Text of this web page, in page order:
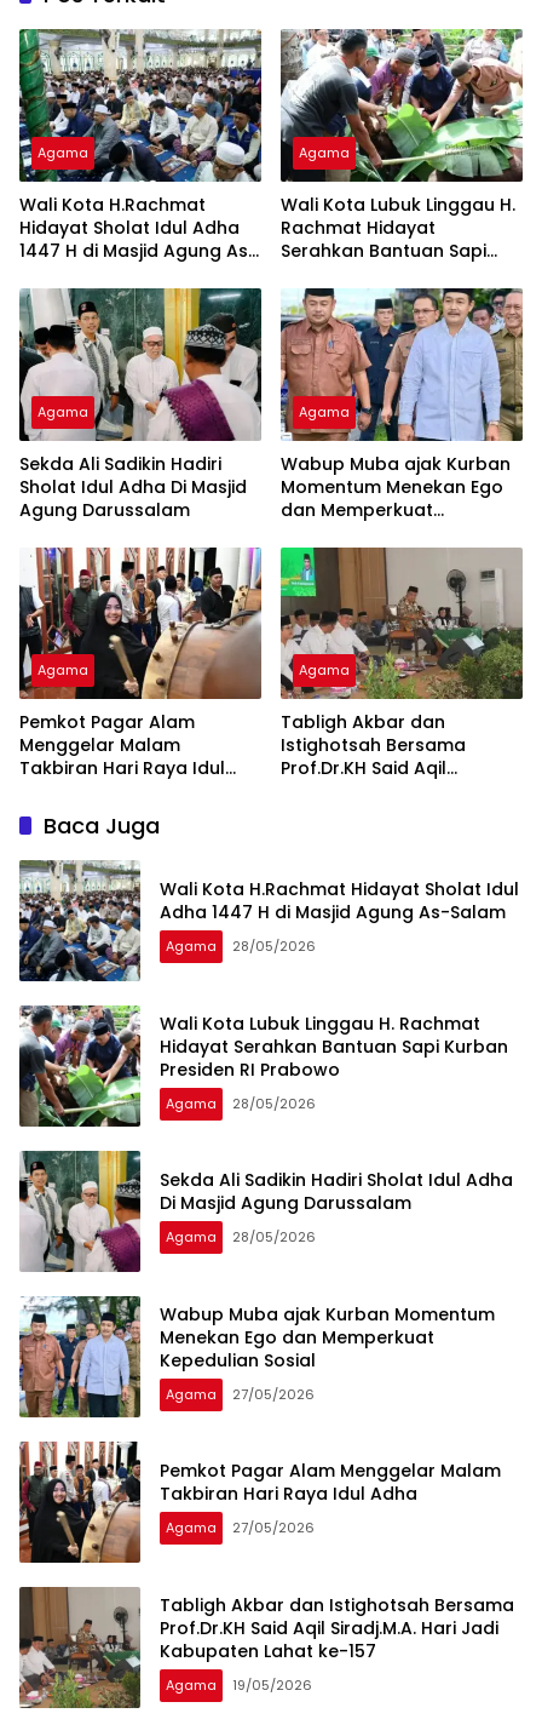
Agama
Wali Kota H.Rachmat
Hidayat Sholat Idul Adha
1447 H di Masjid Agung As-
Agama
Wali Kota Lubuk Linggau H.
Rachmat Hidayat
Serahkan Bantuan Sapi
Prabowo
Agama
Sekda Ali Sadikin Hadiri
Sholat Idul Adha Di Masjid
Agung Darussalam
Agama
Wabup Muba ajak Kurban
Momentum Menekan Ego
dan Memperkuat
Agama
Pemkot Pagar Alam
Menggelar Malam
Takbiran Hari Raya Idul
Agama
Tabligh Akbar dan
Istighotsah Bersama
Prof.Dr.KH Said Aqil
Baca Juga
Wali Kota H.Rachmat Hidayat Sholat Idul
Adha 1447 H di Masjid Agung As-Salam
Agama 28/05/2026
Wali Kota Lubuk Linggau H. Rachmat
Hidayat Serahkan Bantuan Sapi Kurban
Presiden RI Prabowo
Agama 28/05/2026
Sekda Ali Sadikin Hadiri Sholat Idul Adha
Di Masjid Agung Darussalam
Agama 28/05/2026
Wabup Muba ajak Kurban Momentum
Menekan Ego dan Memperkuat
Kepedulian Sosial
Agama 27/05/2026
Pemkot Pagar Alam Menggelar Malam
Takbiran Hari Raya Idul Adha
Agama 27/05/2026
Tabligh Akbar dan Istighotsah Bersama
Prof.Dr.KH Said Aqil Siradj.M.A. Hari Jadi
Kabupaten Lahat ke-157
Agama 19/05/2026